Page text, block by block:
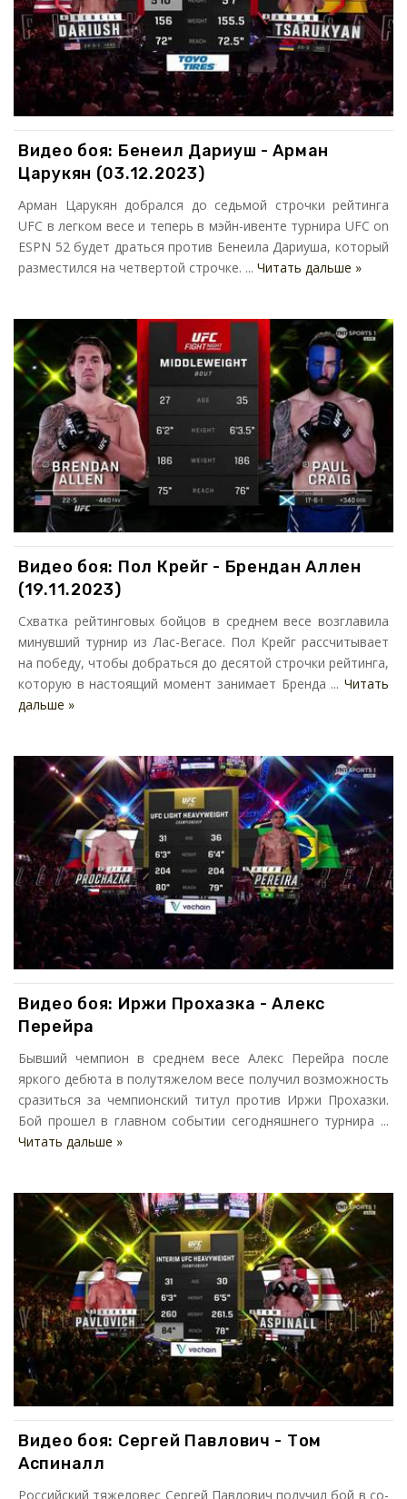
Видео боя: Бенеил Дариуш - Арман
Царукян (03.12.2023)
Арман Царукян добрался до седьмой строчки рейтинга
UFC в легком весе и теперь в мэйн-ивенте турнира UFC on
ESPN 52 будет драться против Бенеила Дариуша, который
разместился на четвертой строчке. ... Читать дальше »
Видео боя: Пол Крейг - Брендан Аллен
(19.11.2023)
Схватка рейтинговых бойцов в среднем весе возглавила
минувший турнир из Лас-Вегасе. Пол Крейг рассчитывает
на победу, чтобы добраться до десятой строчки рейтинга,
которую в настоящий момент занимает Бренда ... Читать
дальше »
Видео боя: Иржи Прохазка - Алекс
Перейра
Бывший чемпион в среднем весе Алекс Перейра после
яркого дебюта в полутяжелом весе получил возможность
сразиться за чемпионский титул против Иржи Прохазки.
Бой прошел в главном событии сегодняшнего турнира ...
Читать дальше »
Видео боя: Сергей Павлович - Том
Аспиналл
Российский тяжеловес Сергей Павлович получил бой в со-